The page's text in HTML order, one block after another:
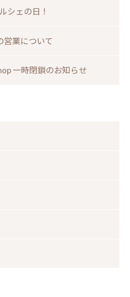
シェの日⁠！⁠
営業について
一時閉鎖のお知らせ